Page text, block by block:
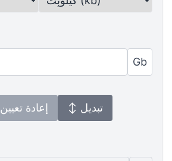
Gb
× إعادة تعيين ↕ تبديل